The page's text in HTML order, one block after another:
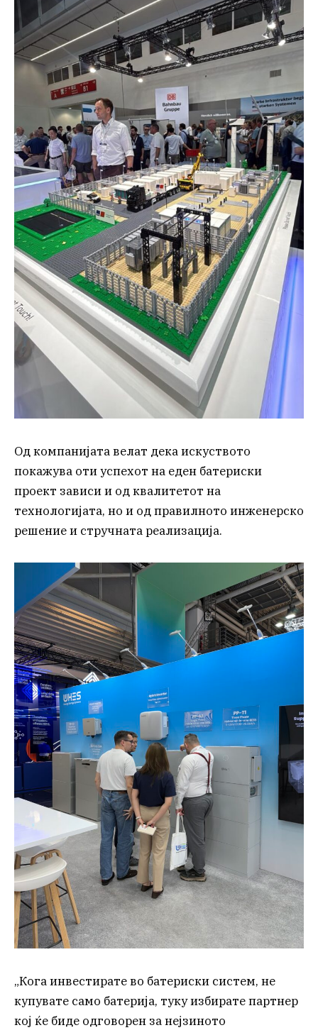
Од компанијата велат дека искуството
покажува оти успехот на еден батериски
проект зависи и од квалитетот на
технологијата, но и од правилното инженерско
решение и стручната реализација.
„Кога инвестирате во батериски систем, не
купувате само батерија, туку избирате партнер
кој ќе биде одговорен за нејзиното